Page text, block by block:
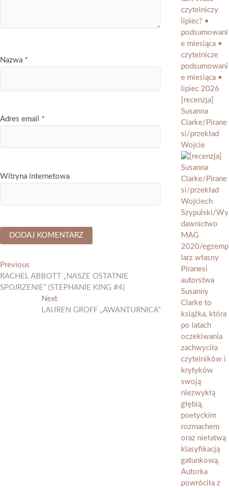
Nazwa *
Adres email *
Witryna internetowa
Nawigacja
wpisu
Previous
post:
RACHEL ABBOTT „NASZE OSTATNIE
SPOJRZENIE” (STEPHANIE KING #4)
NextNext
post:
LAUREN GROFF „AWANTURNICA”
[recenzja]
Susanna
Clarke/Pirane
si/przekład
Wojcie